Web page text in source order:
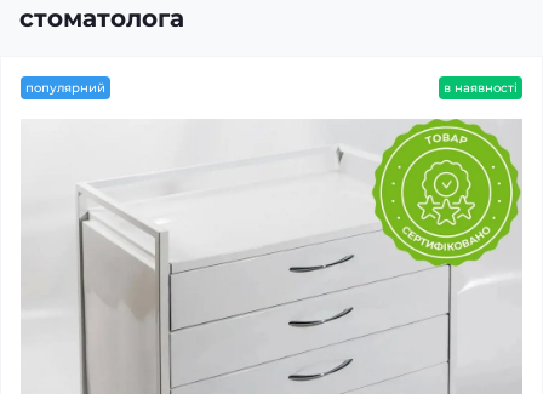
стоматолога
популярний в наявності